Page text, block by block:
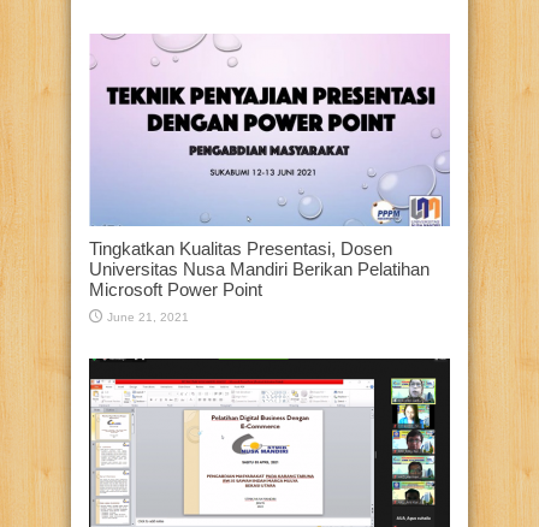
Tingkatkan Kualitas Presentasi, Dosen
Universitas Nusa Mandiri Berikan Pelatihan
Microsoft Power Point
June 21, 2021